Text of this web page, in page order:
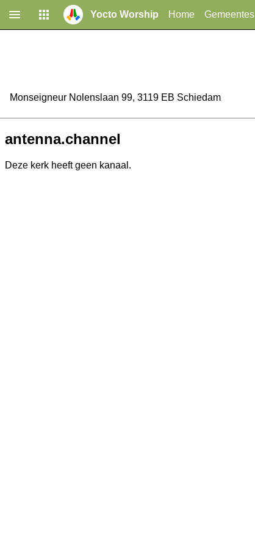
Yocto Worship Home Gemeentes
Monseigneur Nolenslaan 99, 3119 EB Schiedam
antenna.channel
Deze kerk heeft geen kanaal.